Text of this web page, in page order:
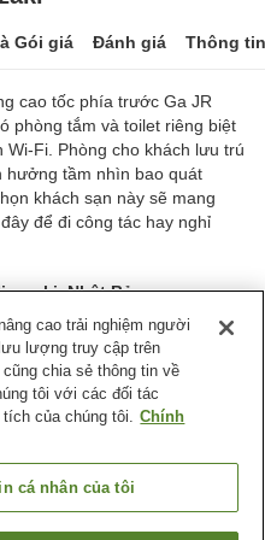
Gói giá Đánh giá Thông
cao tốc phía trước Ga JR
phòng tắm và toilet riêng biệt
Fi. Phòng cho khách lưu trú
hưởng tầm nhìn bao quát
khách sạn này sẽ mang
để đi công tác hay nghỉ
Nhật Bản
Spa / Salon
Cafe
cao trải nghiệm người
lượng truy cập trên
chia sẻ thông tin về
tôi với các đối tác
của chúng tôi. Chính
cá nhân của tôi